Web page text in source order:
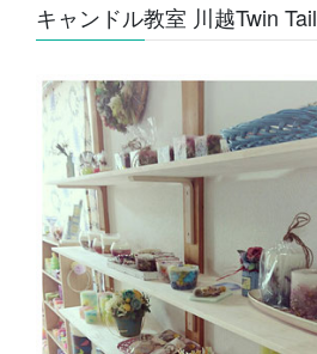
キャンドル教室 川越Twin Tail